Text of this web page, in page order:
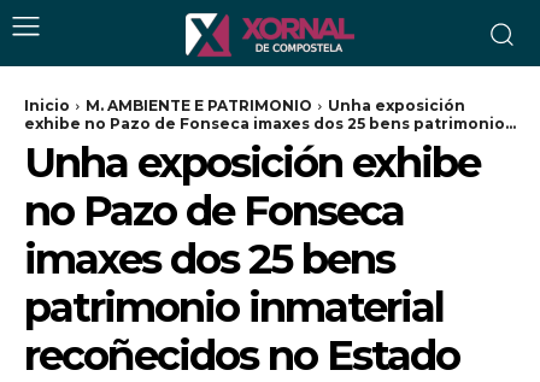
Inicio M. AMBIENTE E PATRIMONIO
Unha exposición
exhibe no Pazo de Fonseca imaxes dos 25 bens patrimonio...
Unha exposición exhibe
no Pazo de Fonseca
imaxes dos 25 bens
patrimonio inmaterial
recoñecidos no Estado